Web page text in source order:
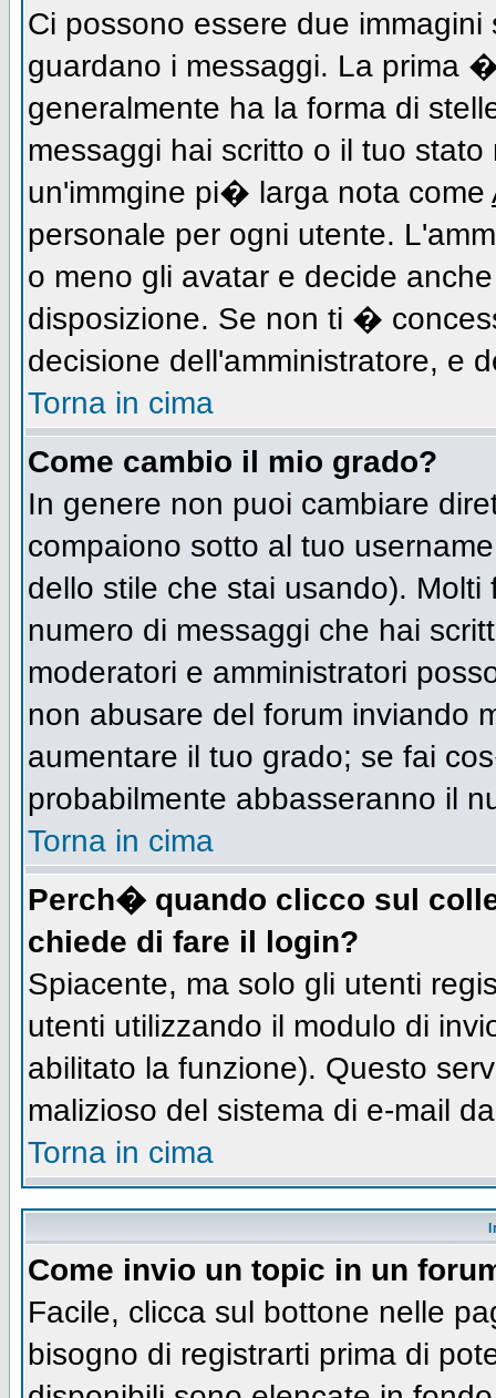
Ci possono essere due
guardano i messaggi. La prima
generalmente ha la forma di
messaggi hai scritto o il tuo
un'immgine pi� larga nota come
personale per ogni utente.
o meno gli avatar e decide
disposizione. Se non ti �
decisione dell'amministratore, e
Torna in cima
Come cambio il mio grado?
In genere non puoi cambiare
compaiono sotto al tuo
dello stile che stai usando).
numero di messaggi che hai
moderatori e amministratori
non abusare del forum inviando
aumentare il tuo grado; se fai
probabilmente abbasseranno il
Torna in cima
Perch� quando clicco sul
chiede di fare il login?
Spiacente, ma solo gli utenti
utenti utilizzando il modulo di
abilitato la funzione). Questo
malizioso del sistema di e-mail
Torna in cima
Come invio un topic in un
Facile, clicca sul bottone nelle
bisogno di registrarti prima di